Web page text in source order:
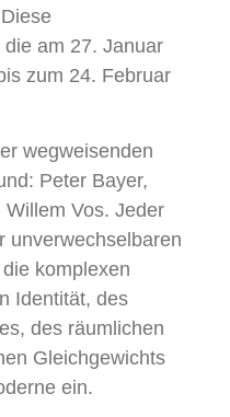
am 27. Januar
zum 24. Februar
wegweisenden
Peter Bayer,
Vos. Jeder
unverwechselbaren
komplexen
Identität, des
des räumlichen
Gleichgewichts
ein.